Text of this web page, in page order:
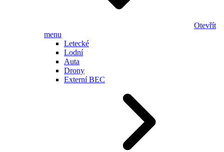
Otevřít
menu
Letecké
Lodní
Auta
Drony
Externí BEC